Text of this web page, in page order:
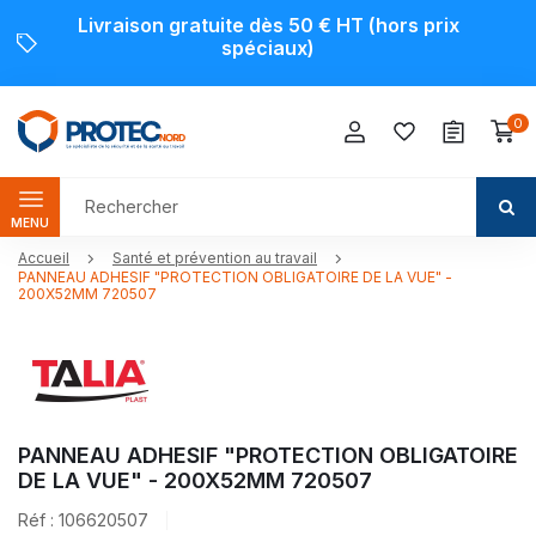
Livraison gratuite dès 50 € HT (hors prix
spéciaux)
0
MENU
Accueil
Santé et prévention au travail
PANNEAU ADHESIF "PROTECTION OBLIGATOIRE DE LA VUE" -
200X52MM 720507
PANNEAU ADHESIF "PROTECTION OBLIGATOIRE
DE LA VUE" - 200X52MM 720507
Réf : 106620507